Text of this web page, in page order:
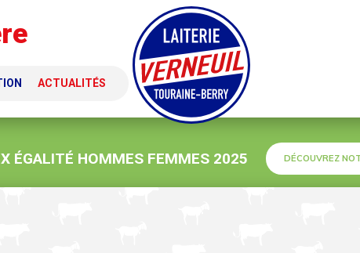
ACTUALITÉS
ÉGALITÉ HOMMES FEMMES 2025 DÉCOUVREZ